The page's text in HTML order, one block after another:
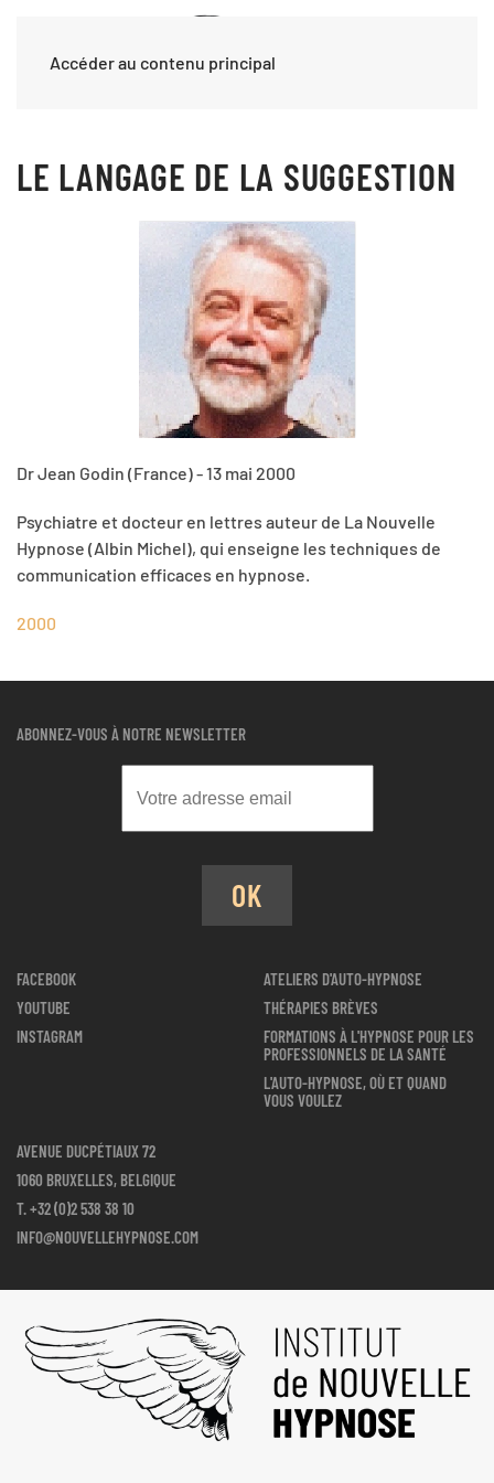
Accéder au contenu principal
LE LANGAGE DE LA SUGGESTION
Dr Jean Godin (France) - 13 mai 2000
Psychiatre et docteur en lettres auteur de La Nouvelle
Hypnose (Albin Michel), qui enseigne les techniques de
communication efficaces en hypnose.
2000
ABONNEZ-VOUS À NOTRE NEWSLETTER
OK
FACEBOOK
YOUTUBE
INSTAGRAM
ATELIERS D'AUTO-HYPNOSE
THÉRAPIES BRÈVES
FORMATIONS À L'HYPNOSE POUR LES
PROFESSIONNELS DE LA SANTÉ
L'AUTO-HYPNOSE, OÙ ET QUAND
VOUS VOULEZ
AVENUE DUCPÉTIAUX 72
1060 BRUXELLES, BELGIQUE
T.+32 (0)2 538 38 10
INFO@NOUVELLEHYPNOSE.COM